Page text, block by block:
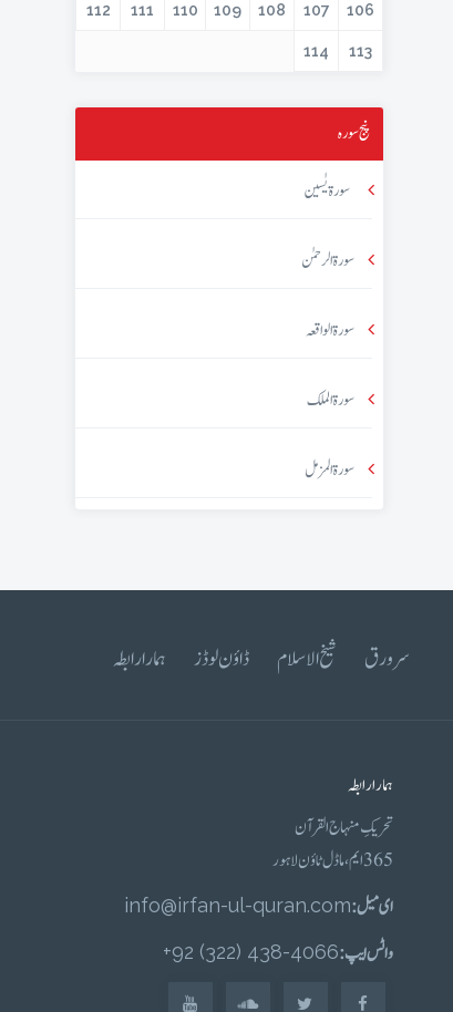
106
107
108
109
110
111
112
113
114
پنج سورہ
سورۃ یٰسین
سورۃ الرحمٰن
سورۃ الواقعہ
سورۃ الملک
سورۃ المزمل
سرورق شیخ الاسلام ڈاؤن لوڈز ہمارا رابطہ
ہمارا رابطہ
تحریکِ منہاج القرآن
365 ایم، ماڈل ٹاؤن لاہور
ای میل :info@irfan-ul-quran.com
واٹس ایپ :4066-438 (322) 92+